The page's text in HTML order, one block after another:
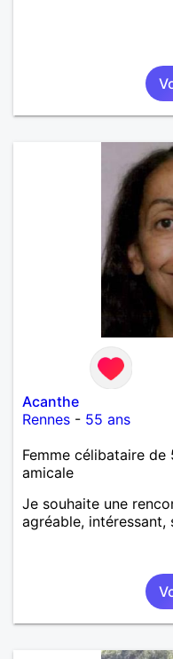
Acanthe
Rennes - 55 ans
Femme célibataire
amicale
Je souhaite une
agréable, intéressant,